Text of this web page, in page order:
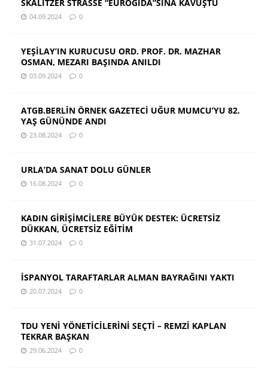
SKALITZER STRASSE “EUROGIDA”SINA KAVUŞTU
04.09.2024 0
YEŞİLAY’IN KURUCUSU ORD. PROF. DR. MAZHAR
OSMAN, MEZARI BAŞINDA ANILDI
03.09.2024 0
ATGB.BERLİN ÖRNEK GAZETECİ UĞUR MUMCU’YU 82.
YAŞ GÜNÜNDE ANDI
23.08.2024 0
URLA’DA SANAT DOLU GÜNLER
16.08.2024 0
KADIN GİRİŞİMCİLERE BÜYÜK DESTEK: ÜCRETSİZ
DÜKKAN, ÜCRETSİZ EĞİTİM
31.07.2024 0
İSPANYOL TARAFTARLAR ALMAN BAYRAĞINI YAKTI
20.07.2024 0
TDU YENİ YÖNETİCİLERİNİ SEÇTİ – REMZİ KAPLAN
TEKRAR BAŞKAN
29.06.2024 0